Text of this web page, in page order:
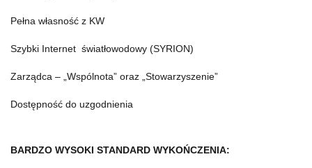
Pełna własność z KW
Szybki Internet światłowodowy (SYRION)
Zarządca – „Wspólnota” oraz „Stowarzyszenie”
Dostępność do uzgodnienia
BARDZO WYSOKI STANDARD WYKOŃCZENIA: